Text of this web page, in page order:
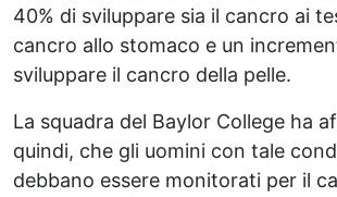
40% di sviluppare sia il cancro ai
cancro allo stomaco e un
sviluppare il cancro della pelle.
La squadra del Baylor College ha
quindi, che gli uomini con tale
debbano essere monitorati per il